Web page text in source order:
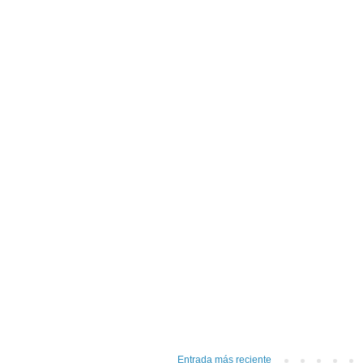
Entrada más reciente